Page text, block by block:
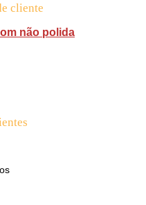
cliente
não polida